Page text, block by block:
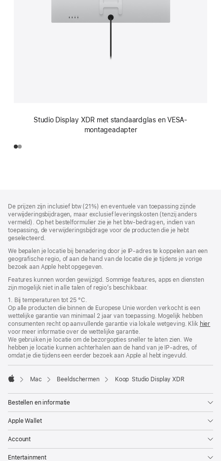
Studio Display XDR met standaardglas en VESA-
montageadapter
De prijzen zijn inclusief btw (21%) en eventuele van toepassing zijnde
verwijderingsbijdragen, maar exclusief leveringskosten (tenzij anders
vermeld). Op het bestelformulier zie je het btw-bedrag en, indien van
toepassing, de verwijderingsbijdrage voor de producten die je hebt
geselecteerd.
We bepalen je locatie bij benadering door je IP‑adres te koppelen aan een
geografische regio, of aan de hand van de locatie die je tijdens je vorige
bezoek aan Apple hebt opgegeven.
Features kunnen worden gewijzigd. Sommige features, apps en diensten
zijn mogelijk niet in alle talen of regio’s beschikbaar.
1. Bij temperaturen tot 25 °C.
Op alle producten die binnen de Europese Unie worden verkocht is een
wettelijke garantie van minimaal 2 jaar van toepassing. Mogelijk hebben
consumenten recht op aanvullende garantie via lokale wetgeving. Klik hier
voor meer informatie over de wettelijke garantie.
We gebruiken je locatie om de bezorgopties sneller te laten zien. We
hebben je locatie kunnen achterhalen aan de hand van je IP-adres, of
omdat je die tijdens een eerder bezoek aan Apple al hebt ingevuld.
Mac Beeldschermen Koop Studio Display XDR
Bestellen en informatie
Apple Wallet
Account
Entertainment